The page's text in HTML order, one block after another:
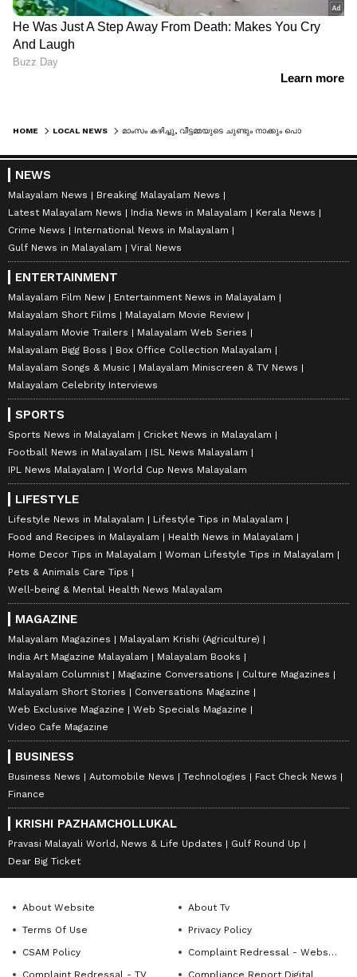
HOME LOCAL NEWS
NEWS
Malayalam News
Breaking Malayalam News
Latest Malayalam News
India News in Malayalam
Kerala News
Crime News
International News in Malayalam
Gulf News in Malayalam
Viral News
ENTERTAINMENT
Malayalam Film New
Entertainment News in Malayalam
Malayalam Short Films
Malayalam Movie Review
Malayalam Movie Trailers
Malayalam Web Series
Malayalam Bigg Boss
Box Office Collection Malayalam
Malayalam Songs & Music
Malayalam Miniscreen & TV News
Malayalam Celebrity Interviews
SPORTS
Sports News in Malayalam
Cricket News in Malayalam
Football News in Malayalam
ISL News Malayalam
IPL News Malayalam
World Cup News Malayalam
LIFESTYLE
Lifestyle News in Malayalam
Lifestyle Tips in Malayalam
Food and Recipes in Malayalam
Health News in Malayalam
Home Decor Tips in Malayalam
Woman Lifestyle Tips in Malayalam
Pets & Animals Care Tips
Well-being & Mental Health News Malayalam
MAGAZINE
Malayalam Magazines
Malayalam Krishi (Agriculture)
India Art Magazine Malayalam
Malayalam Books
Malayalam Columnist
Magazine Conversations
Culture Magazines
Malayalam Short Stories
Conversations Magazine
Web Exclusive Magazine
Web Specials Magazine
Video Cafe Magazine
BUSINESS
Business News Automobile News Technologies
Fact Check News
Finance
KRISHI PAZHAMCHOLLUKAL
Pravasi Malayali World, News & Life Updates
Gulf Round Up
Dear Big Ticket
About Website
About Tv
Terms Of Use
Privacy Policy
CSAM Policy
Complaint Redressal - Website
Complaint Redressal - TV
Compliance Report Digital